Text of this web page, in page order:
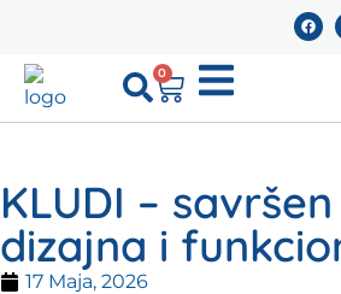
0
KLUDI –
dizajna i
17 Maja, 2026